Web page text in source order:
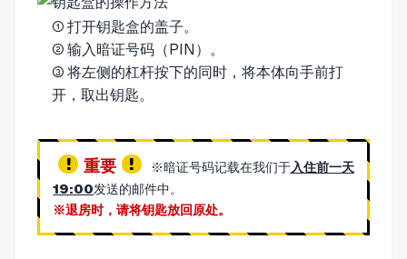
① 打开钥匙盒的盖子。
② 输入暗证号码（PIN）。
③ 将左侧的杠杆按下的同时，将本体向手前打
开，取出钥匙。
重要 ※暗证号码记载在我们于入住前一天
19:00发送的邮件中。
※退房时，请将钥匙放回原处。